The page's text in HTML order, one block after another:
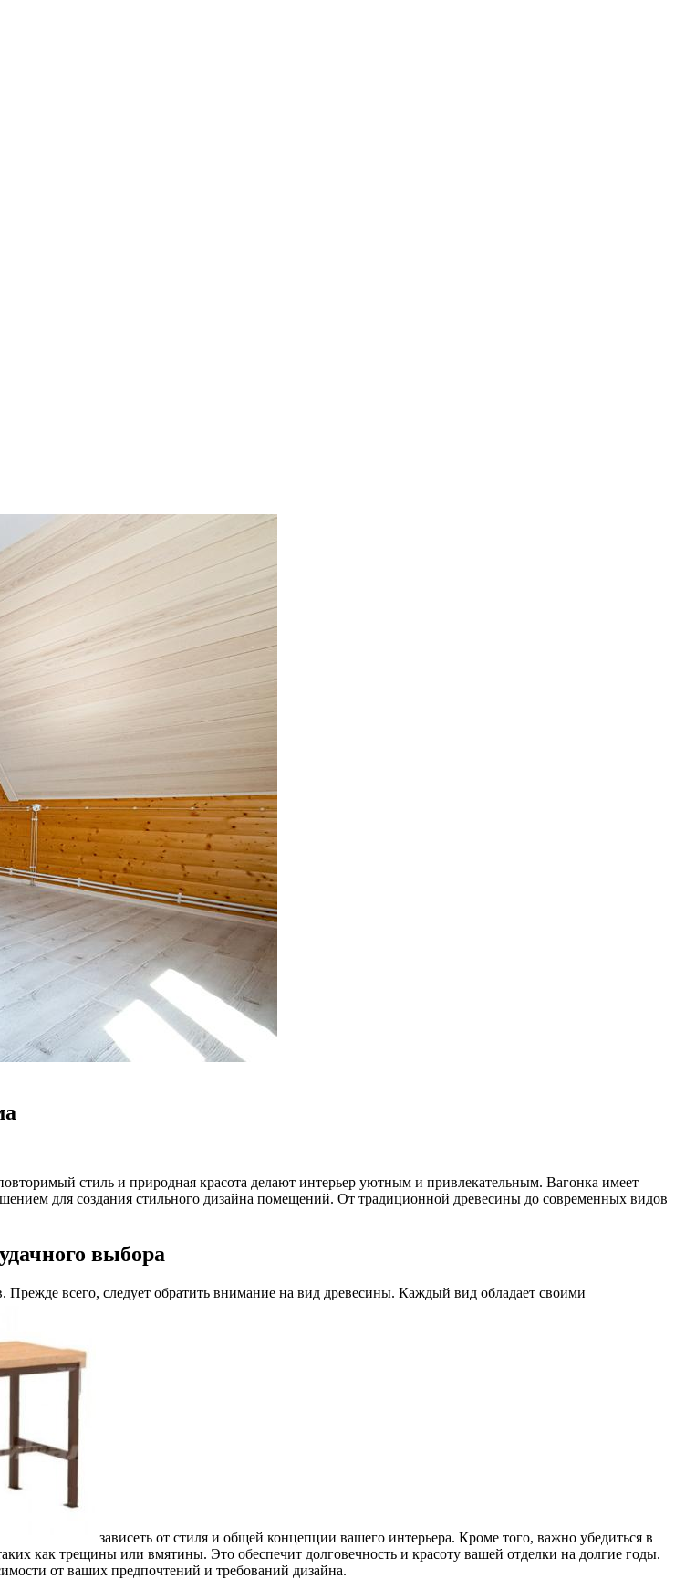
стиль и природная красота делают интерьер уютным и привлекательным. Вагонка имеет
для создания стильного дизайна помещений. От традиционной древесины до современных видов
выбора
всего, следует обратить внимание на вид древесины. Каждый вид обладает своими
зависеть от стиля и общей концепции вашего интерьера. Кроме того, важно убедиться в
как трещины или вмятины. Это обеспечит долговечность и красоту вашей отделки на долгие годы.
от ваших предпочтений и требований дизайна.